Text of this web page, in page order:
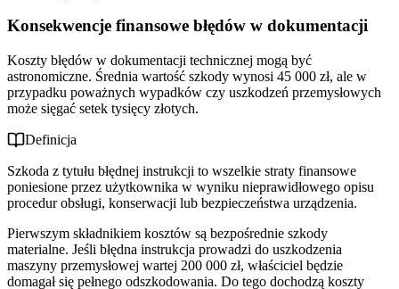
Konsekwencje finansowe błędów w dokumentacji
Koszty błędów w dokumentacji technicznej mogą być
astronomiczne. Średnia wartość szkody wynosi 45 000 zł, ale w
przypadku poważnych wypadków czy uszkodzeń przemysłowych
może sięgać setek tysięcy złotych.
Definicja
Szkoda z tytułu błędnej instrukcji to wszelkie straty finansowe
poniesione przez użytkownika w wyniku nieprawidłowego opisu
procedur obsługi, konserwacji lub bezpieczeństwa urządzenia.
Pierwszym składnikiem kosztów są bezpośrednie szkody
materialne. Jeśli błędna instrukcja prowadzi do uszkodzenia
maszyny przemysłowej wartej 200 000 zł, właściciel będzie
domagał się pełnego odszkodowania. Do tego dochodzą koszty